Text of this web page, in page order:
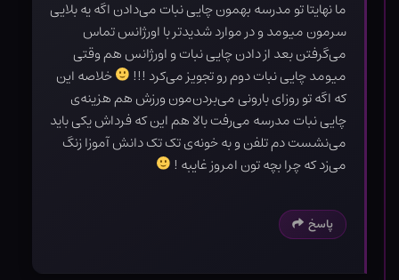
ما نهایتا تو مدرسه بهمون چایی نبات می‌دادن اگه یه بلایی
سرمون میومد و در موارد شدیدتر با اورژانس تماس
می‌گرفتن بعد از دادن چایی نبات و اورژانس هم وقتی
میومد چایی نبات دوم رو تجویز می‌کرد !!!
خلاصه این
که اگه تو روزای بارونی می‌بردن‌مون ورزش هم هزینه‌ی
چایی نبات مدرسه می‌رفت بالا هم این که فرداش یکی باید
می‌نشست دم تلفن و به خونه‌ی تک تک دانش آموزا زنگ
می‌زد که چرا بچه تون امروز غایبه !
پاسخ